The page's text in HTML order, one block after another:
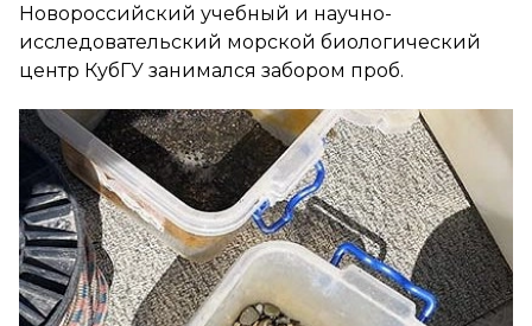
Новороссийский учебный и научно-
исследовательский морской биологический
центр КубГУ занимался забором проб.